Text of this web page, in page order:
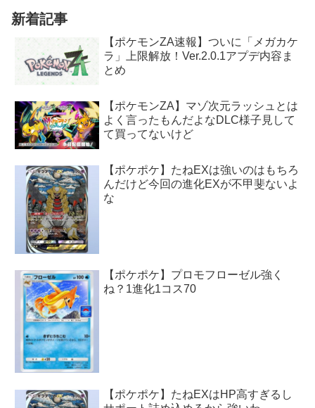
新着記事
【ポケモンZA速報】ついに「メガカケ
ラ」上限解放！Ver.2.0.1アプデ内容ま
とめ
【ポケモンZA】マゾ次元ラッシュとは
よく言ったもんだよなDLC様子見して
て買ってないけど
【ポケポケ】たねEXは強いのはもちろ
んだけど今回の進化EXが不甲斐ないよ
な
【ポケポケ】プロモフローゼル強く
ね？1進化1コス70
【ポケポケ】たねEXはHP高すぎるし